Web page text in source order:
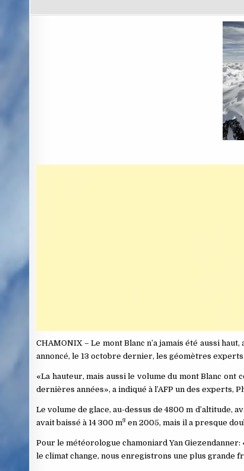
CHAMONIX – Le mont Blanc n’a jamais été aussi
annoncé, le 13 octobre dernier, les géomètres
«La hauteur, mais aussi le volume du mont Blanc ont
dernières années», a indiqué à l’AFP un des experts,
Le volume de glace, au-dessus de 4800 m
avait baissé à 14 300 m3 en 2005, mais il a presque
Pour le météorologue chamoniard Yan
le climat change, nous enregistrons une plus grande